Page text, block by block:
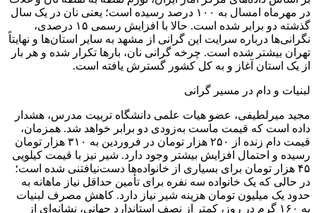
در مهرماه امسال به ۱۰۰ درصد رسیده است؛ یعنی نان در یک سال
گذشته دو برابر شده است. حالا با افزایش رسمی ۱۵ درصدی،
نگرانی‌ها درباره سرایت این گرانی از مشهد به سایر استان‌ها و نهایتاً
تهران بیشتر شده است. چرخه گرانی نان، بارها تکرار شده و هر بار
از یک استان آغاز و به کل کشور گسترش یافته است.
لبنیات و دام در مسیر گرانی
مجید میرلطیفی، عضو هیات علمی دانشگاه تربیت مدرس، هشدار
داده است که قیمت ماست به‌زودی دو برابر خواهد شد. همزمان،
قیمت دام زنده از ۲۵۰ هزار تومان در فروردین به ۳۱۰ هزار تومان
رسیده و احتمال افزایش بیشتر وجود دارد. شیر نیز با قیمت کیلویی
۴۵ هزار تومان برای بسیاری از خانواده‌ها دست‌نیافتنی شده است؛
در حالی که یک خانواده سه نفره برای تأمین حداقل نیاز ماهانه به
حدود یک میلیون تومان هزینه شیر نیاز دارد. کاهش مصرف لبنیات
به ۱۶۰ گرم در روز، کمتر از نصف استاندارد جهانی، نشانه‌ای از